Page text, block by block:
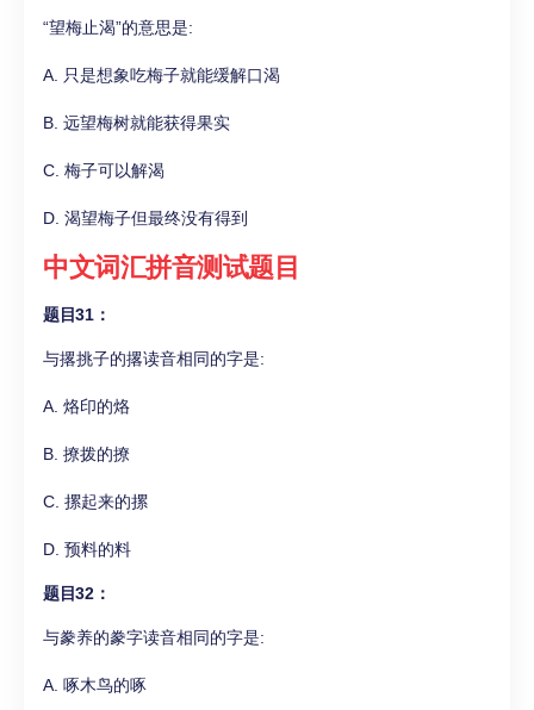
“望梅止渴”的意思是:
A. 只是想象吃梅子就能缓解口渴
B. 远望梅树就能获得果实
C. 梅子可以解渴
D. 渴望梅子但最终没有得到
中文词汇拼音测试题目
题目31：
与撂挑子的撂读音相同的字是:
A. 烙印的烙
B. 撩拨的撩
C. 摞起来的摞
D. 预料的料
题目32：
与豢养的豢字读音相同的字是:
A. 啄木鸟的啄